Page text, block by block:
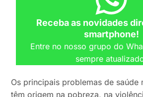
Receba as novidades
smartphone!
Entre no nosso grupo do
sempre
Os principais problemas de saúde
têm origem na pobreza, na